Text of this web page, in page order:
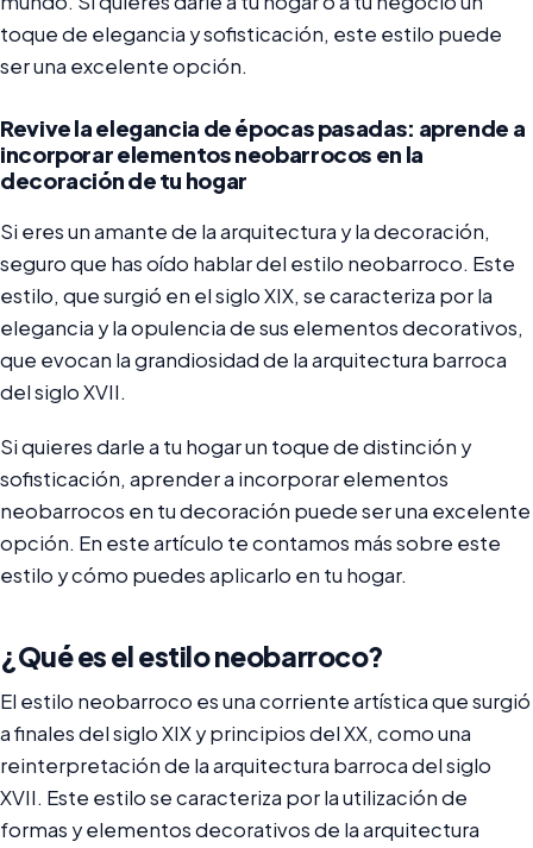
toque de elegancia y sofisticación, este estilo puede
ser una excelente opción.
Revive la elegancia de épocas pasadas: aprende a
incorporar elementos neobarrocos en la
decoración de tu hogar
Si eres un amante de la arquitectura y la decoración,
seguro que has oído hablar del estilo neobarroco. Este
estilo, que surgió en el siglo XIX, se caracteriza por la
elegancia y la opulencia de sus elementos decorativos,
que evocan la grandiosidad de la arquitectura barroca
del siglo XVII.
Si quieres darle a tu hogar un toque de distinción y
sofisticación, aprender a incorporar elementos
neobarrocos en tu decoración puede ser una excelente
opción. En este artículo te contamos más sobre este
estilo y cómo puedes aplicarlo en tu hogar.
¿Qué es el estilo neobarroco?
El estilo neobarroco es una corriente artística que surgió
a finales del siglo XIX y principios del XX, como una
reinterpretación de la arquitectura barroca del siglo
XVII. Este estilo se caracteriza por la utilización de
formas y elementos decorativos de la arquitectura